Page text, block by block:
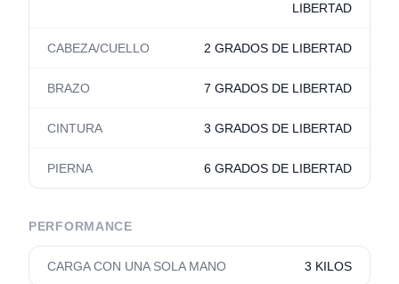
LIBERTAD
CABEZA/CUELLO 2 GRADOS DE LIBERTAD
BRAZO 7 GRADOS DE LIBERTAD
CINTURA 3 GRADOS DE LIBERTAD
PIERNA 6 GRADOS DE LIBERTAD
PERFORMANCE
CARGA CON UNA SOLA MANO 3 KILOS